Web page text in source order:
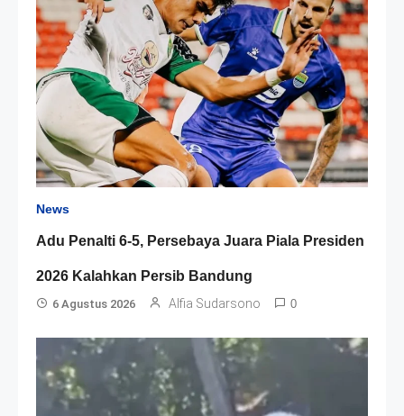
News
Adu Penalti 6-5, Persebaya Juara Piala Presiden
2026 Kalahkan Persib Bandung
6 Agustus 2026 Alfia Sudarsono 0